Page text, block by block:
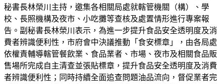
秘書長林榮川主持，邀集各相關局處就轄管機關（構）、學
校、長照機構及夜市、小吃攤等查核及處置情形進行專案報
告。副秘書長林榮川表示，為進一步提升食品安全透明度及消
費者辨識便利性，市府會中決議推動「食安標章」，由各局處
依權責輔導轄管餐飲業、食品業者、市場、夜市及相關食品販
售場所完成自主清查並張貼標章，提升食品安全透明度及消費
者辨識便利性；同時持續全面追查問題油品流向，督促業者完